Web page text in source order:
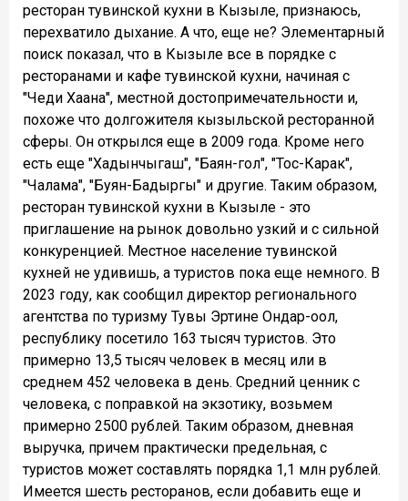
ресторан тувинской кухни в Кызыле, признаюсь,
перехватило дыхание. А что, еще не? Элементарный
поиск показал, что в Кызыле все в порядке с
ресторанами и кафе тувинской кухни, начиная с
"Чеди Хаана", местной достопримечательности и,
похоже что долгожителя кызыльской ресторанной
сферы. Он открылся еще в 2009 года. Кроме него
есть еще "Хадынчыгаш", "Баян-гол", "Тос-Карак",
"Чалама", "Буян-Бадыргы" и другие. Таким образом,
ресторан тувинской кухни в Кызыле - это
приглашение на рынок довольно узкий и с сильной
конкуренцией. Местное население тувинской
кухней не удивишь, а туристов пока еще немного. В
2023 году, как сообщил директор регионального
агентства по туризму Тувы Эртине Ондар-оол,
республику посетило 163 тысяч туристов. Это
примерно 13,5 тысяч человек в месяц или в
среднем 452 человека в день. Средний ценник с
человека, с поправкой на экзотику, возьмем
примерно 2500 рублей. Таким образом, дневная
выручка, причем практически предельная, с
туристов может составлять порядка 1,1 млн рублей.
Имеется шесть ресторанов, если добавить еще и